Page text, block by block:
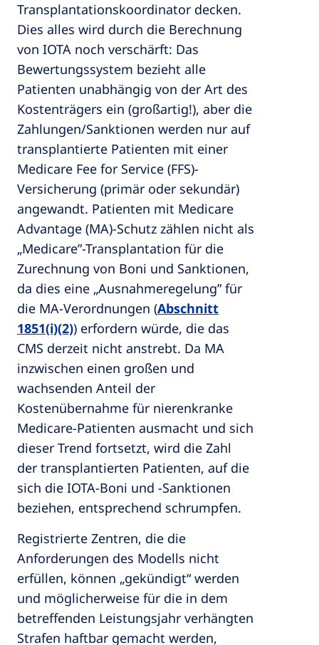
Transplantationskoordinator decken.
Dies alles wird durch die Berechnung
von IOTA noch verschärft: Das
Bewertungssystem bezieht alle
Patienten unabhängig von der Art des
Kostenträgers ein (großartig!), aber die
Zahlungen/Sanktionen werden nur auf
transplantierte Patienten mit einer
Medicare Fee for Service (FFS)-
Versicherung (primär oder sekundär)
angewandt. Patienten mit Medicare
Advantage (MA)-Schutz zählen nicht als
„Medicare”-Transplantation für die
Zurechnung von Boni und Sanktionen,
da dies eine „Ausnahmeregelung” für
die MA‑Verordnungen (Abschnitt
1851(i)(2)) erfordern würde, die das
CMS derzeit nicht anstrebt. Da MA
inzwischen einen großen und
wachsenden Anteil der
Kostenübernahme für nierenkranke
Medicare-Patienten ausmacht und sich
dieser Trend fortsetzt, wird die Zahl
der transplantierten Patienten, auf die
sich die IOTA-Boni und -Sanktionen
beziehen, entsprechend schrumpfen.
Registrierte Zentren, die die
Anforderungen des Modells nicht
erfüllen, können „gekündigt“ werden
und möglicherweise für die in dem
betreffenden Leistungsjahr verhängten
Strafen haftbar gemacht werden,